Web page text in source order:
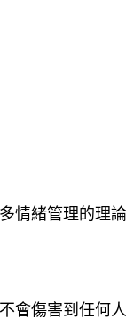
情緒管理的理
會傷害到任何人